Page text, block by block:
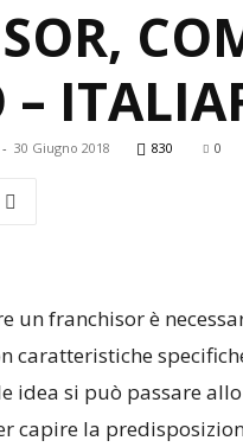
–
- 30 Giugno 2018 830 0
un franchisor è
caratteristiche
idea si può passare allo
capire la